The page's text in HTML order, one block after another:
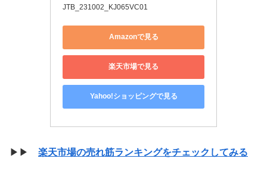
JTB_231002_KJ065VC01
Amazonで見る
楽天市場で見る
Yahoo!ショッピングで見る
▶▶ 楽天市場の売れ筋ランキングをチェックしてみる